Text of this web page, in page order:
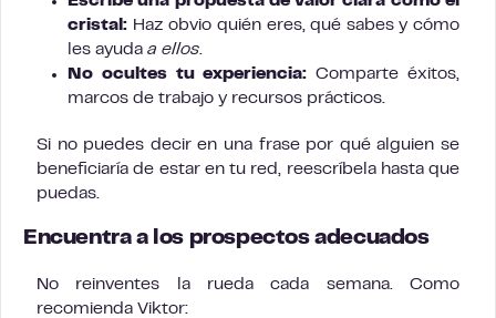
cristal: Haz obvio quién eres, qué sabes y cómo
les ayuda a ellos.
No ocultes tu experiencia: Comparte éxitos,
marcos de trabajo y recursos prácticos.
Si no puedes decir en una frase por qué alguien se
beneficiaría de estar en tu red, reescríbela hasta que
puedas.
Encuentra a los prospectos adecuados
No reinventes la rueda cada semana. Como
recomienda Viktor: